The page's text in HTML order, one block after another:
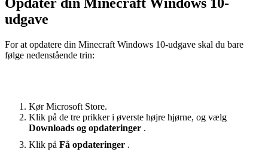
udgave
For at opdatere din Minecraft Windows 10-udgave skal du bare
følge nedenstående trin:
Kør Microsoft Store.
Klik på de tre prikker i øverste højre hjørne, og vælg
Downloads og opdateringer .
Klik på Få opdateringer .